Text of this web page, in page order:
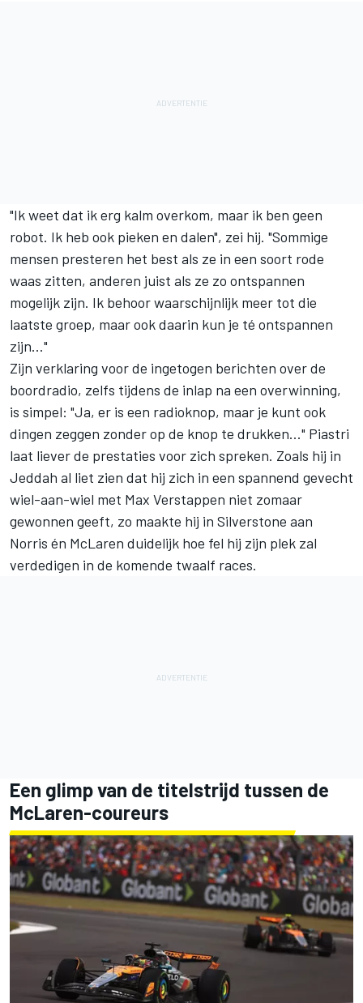
"Ik weet dat ik erg kalm overkom, maar ik ben geen
robot. Ik heb ook pieken en dalen", zei hij. "Sommige
mensen presteren het best als ze in een soort rode
waas zitten, anderen juist als ze zo ontspannen
mogelijk zijn. Ik behoor waarschijnlijk meer tot die
laatste groep, maar ook daarin kun je té ontspannen
zijn..."
Zijn verklaring voor de ingetogen berichten over de
boordradio, zelfs tijdens de inlap na een overwinning,
is simpel: "Ja, er is een radioknop, maar je kunt ook
dingen zeggen zonder op de knop te drukken..." Piastri
laat liever de prestaties voor zich spreken. Zoals hij in
Jeddah al liet zien dat hij zich in een spannend gevecht
wiel-aan-wiel met Max Verstappen niet zomaar
gewonnen geeft, zo maakte hij in Silverstone aan
Norris én McLaren duidelijk hoe fel hij zijn plek zal
verdedigen in de komende twaalf races.
Een glimp van de titelstrijd tussen de
McLaren-coureurs